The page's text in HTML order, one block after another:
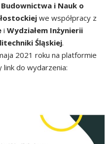
Budownictwa i Nauk o
we współpracy z
i Wydziałem Inżynierii
Śląskiej.
2021 roku na platformie
link do wydarzenia: